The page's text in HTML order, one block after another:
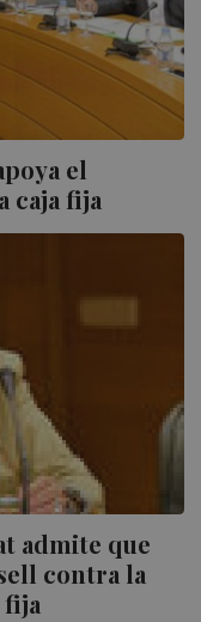
el
caja fija
admite que
contra la
fija